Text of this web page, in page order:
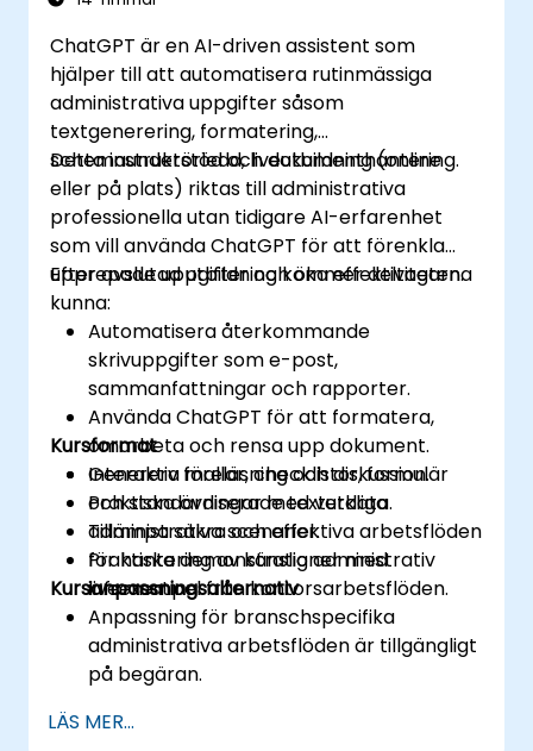
ChatGPT är en AI-driven assistent som
hjälper till att automatisera rutinmässiga
administrativa uppgifter såsom
textgenerering, formatering,
schemaunderstöd och dokumenthantering.
Detta instruktörledd, liveutbildning (online
eller på plats) riktas till administrativa
professionella utan tidigare AI-erfarenhet
som vill använda ChatGPT för att förenkla
upprepade uppgifter och öka effektiviteten.
Efter avslutad utbildning kommer deltagarna
kunna:
Automatisera återkommande
skrivuppgifter som e-post,
sammanfattningar och rapporter.
Använda ChatGPT för att formatera,
omarbeta och rensa upp dokument.
Generera mallar, checklistor, formulär
och standardiserade textutdata.
Tillämpa säkra och effektiva arbetsflöden
för hantering av känslig administrativ
information.
Kursformat
Interaktiv föreläsning och diskussion.
Praktiska övningar med verkliga
administrativa scenarier.
Praktiska demonstrationer med
liveexempel från kontorsarbetsflöden.
Kursanpassningsalternativ
Anpassning för branschspecifika
administrativa arbetsflöden är tillgängligt
på begäran.
LÄS MER...